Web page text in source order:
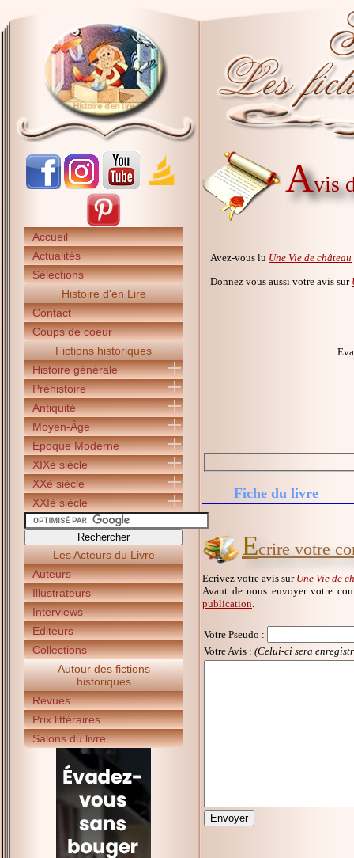
Accueil
Actualités
Sélections
Histoire d'en Lire
Contact
Coups de coeur
Fictions historiques
Histoire générale
Préhistoire
Antiquité
Moyen-Âge
Epoque Moderne
XIXè siècle
XXè siècle
XXIè siècle
Les Acteurs du Livre
Auteurs
Illustrateurs
Interviews
Editeurs
Collections
Autour des fictions
historiques
Revues
Prix littéraires
Salons du livre
Avis
Avez-vous lu Une Vie de château
Donnez vous aussi votre avis sur
Fiche du livre
Ecrire votre
Ecrivez votre avis sur Une Vie de
Avant de nous envoyer votre
publication
Votre Pseudo :
Votre Avis : (Celui-ci sera